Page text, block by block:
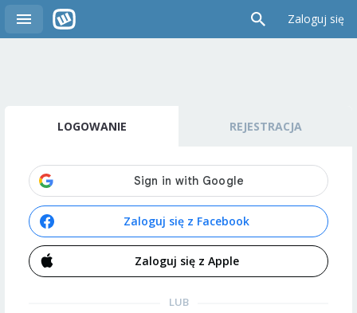
Zaloguj się
LOGOWANIE REJESTRACJA
Zaloguj się z Facebook
Zaloguj się z Apple
LUB